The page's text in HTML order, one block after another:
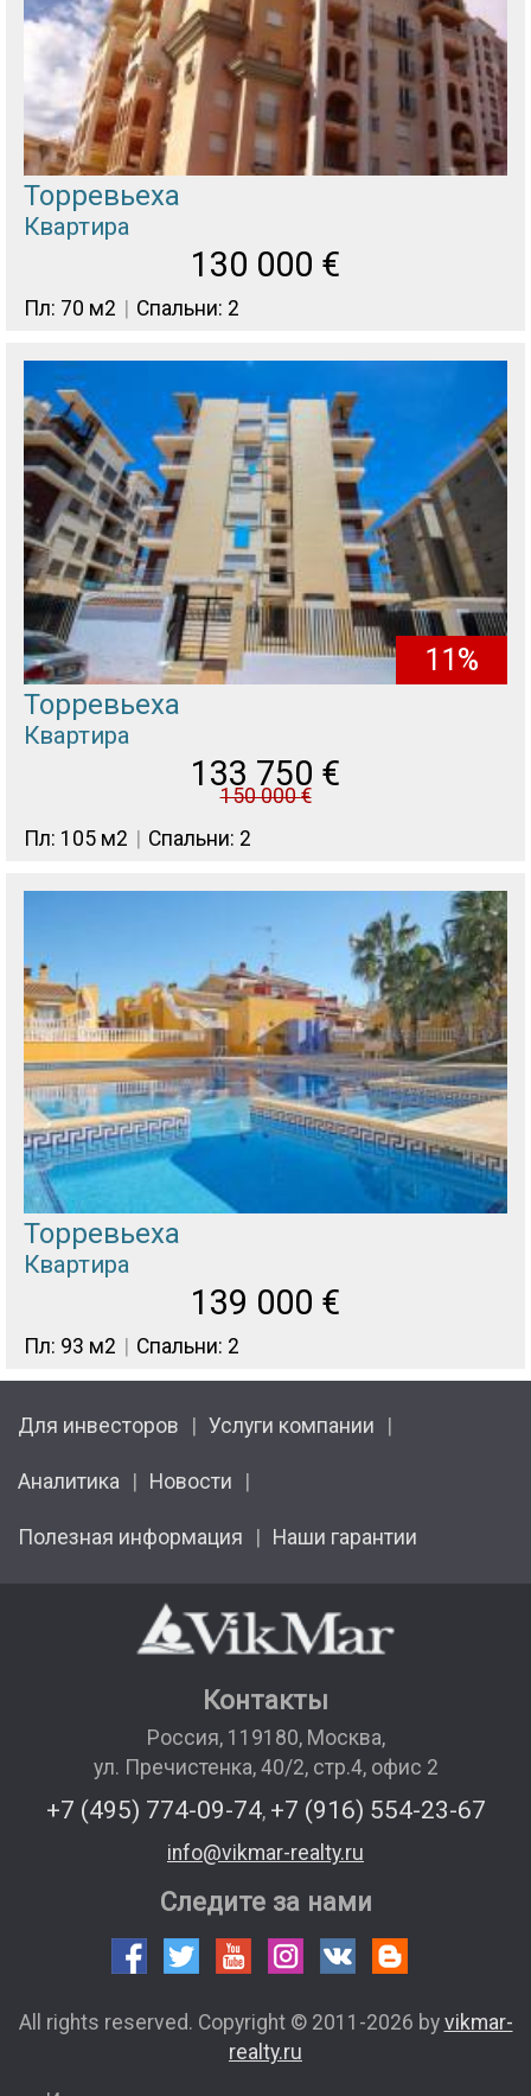
Торревьеха
Квартира
130 000 €
Пл: 70 м2 Спальни: 2
11%
Торревьеха
Квартира
133 750 €
150 000€
Пл: 105 м2
Спальни: 2
Торревьеха
Квартира
139 000 €
Пл: 93 м2 Спальни: 2
Для инвесторов Услуги компании
Аналитика Новости
Полезная информация Наши гарантии
Контакты
Россия, 119180, Москва,
ул. Пречистенка, 40/2, стр.4, офис 2
+7 (495) 774-09-74, +7 (916) 554-23-67
info@vikmar-realty.ru
Следите за нами
All rights reserved. Copyright © 2011-2026 by vikmar-
realty.ru